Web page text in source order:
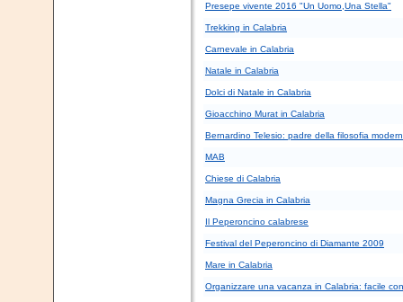
Presepe vivente 2016 "Un Uomo,Una Stella"
Trekking in Calabria
Carnevale in Calabria
Natale in Calabria
Dolci di Natale in Calabria
Gioacchino Murat in Calabria
Bernardino Telesio: padre della filosofia
MAB
Chiese di Calabria
Magna Grecia in Calabria
Il Peperoncino calabrese
Festival del Peperoncino di Diamante 2009
Mare in Calabria
Organizzare una vacanza in Calabria: facile